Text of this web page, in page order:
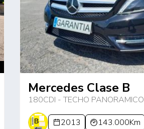
Mercedes Clase B
180CDI - TECHO PANORAMICO
2013 143.000Km